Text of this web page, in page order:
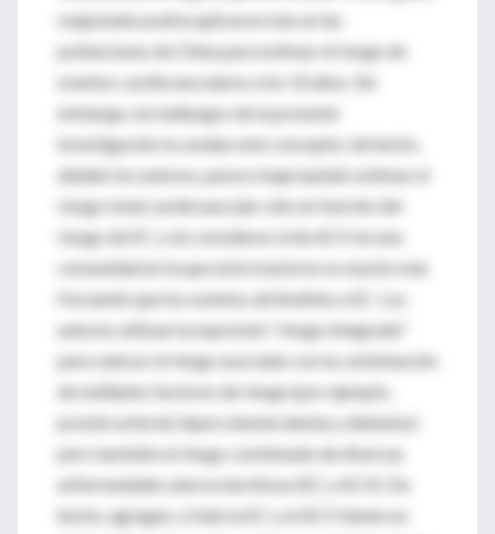
reajustado podría aplicarse más en las
poblaciones de China para estimar el riesgo de
eventos cardiovasculares a los 10 años. Sin
embargo, los hallazgos de la presente
investigación no avalan este concepto; de hecho,
añaden los autores, parece inapropiado estimar el
riesgo total cardiovascular sólo en función del
riesgo de EC y sin considerar el de ACV en una
comunidad en la que este trastorno es mucho más
frecuente que los eventos atribuibles a EC. Los
autores utilizan la expresión “riesgo integrado”
para valorar el riesgo asociado con la combinación
de múltiples factores de riesgo (por ejemplo,
presión arterial, hipercolesterolemia y diabetes)
pero también el riesgo combinado de diversas
enfermedades ateroscleróticas (EC y ACV). De
hecho, agregan, si bien la EC y el ACV tienen un